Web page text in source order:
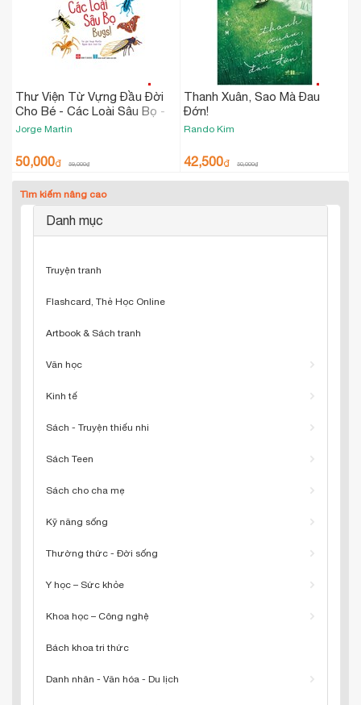
Thư Viện Từ Vựng Đầu Đời
Cho Bé - Các Loài Sâu Bọ -
Bugs!
Jorge Martin
50,000₫ 59,000₫
Thanh Xuân, Sao Mà Đau
Đớn!
Rando Kim
42,500₫ 50,000₫
Tìm kiếm nâng cao
Danh mục
Truyện tranh
Flashcard, Thẻ Học Online
Artbook & Sách tranh
Văn học
Kinh tế
Sách - Truyện thiếu nhi
Sách Teen
Sách cho cha mẹ
Kỹ năng sống
Thường thức - Đời sống
Y học – Sức khỏe
Khoa học – Công nghệ
Bách khoa tri thức
Danh nhân - Văn hóa - Du lịch